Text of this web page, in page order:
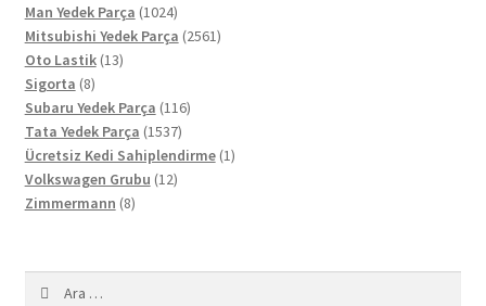
ürün
Man Yedek Parça 10241024
ürün
Mitsubishi Yedek Parça 25612561
Oto Lastik 1313
Sigorta 88
ürün
Subaru Yedek Parça 116116
Tata Yedek Parça 15371537
ürün
Ücretsiz Kedi Sahiplendirme 11
Volkswagen Grubu 1212
Zimmermann 88